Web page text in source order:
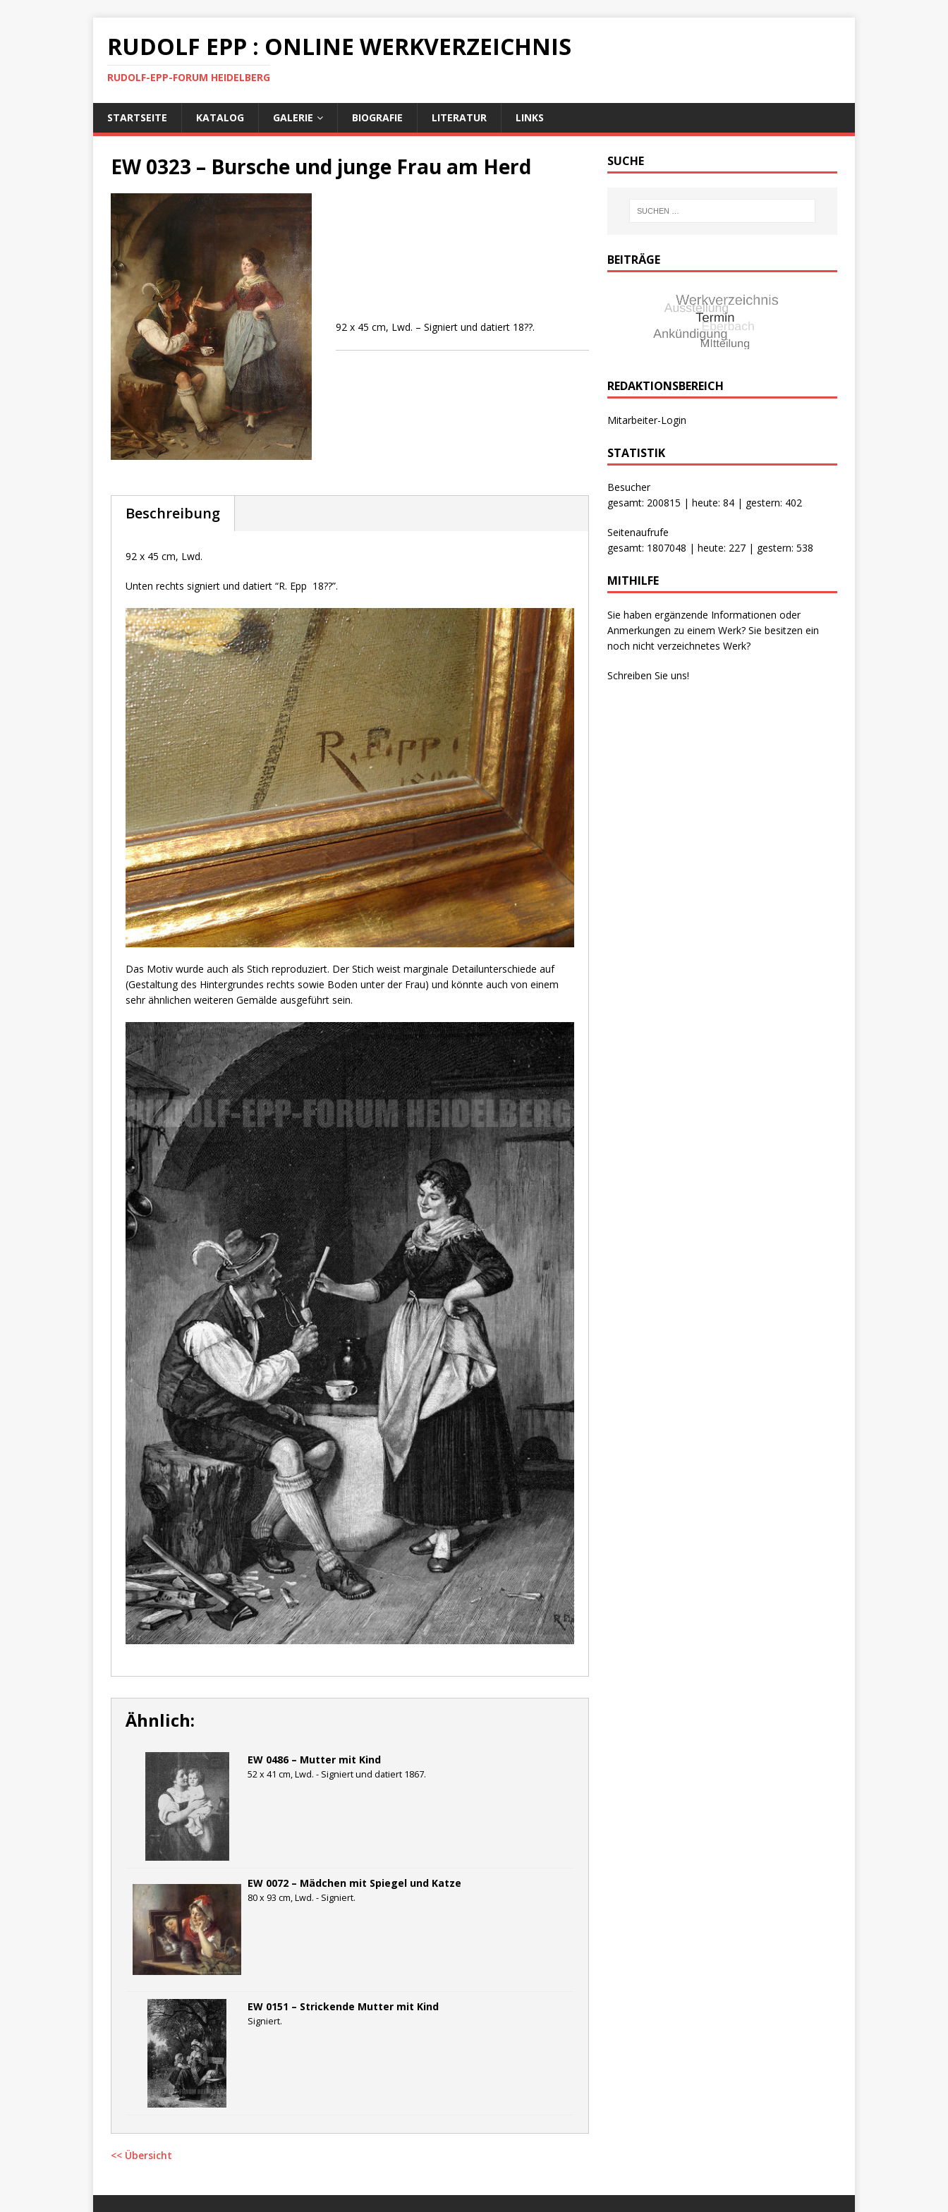
RUDOLF EPP : ONLINE WERKVERZEICHNIS
RUDOLF-EPP-FORUM HEIDELBERG
STARTSEITE KATALOG GALERIE BIOGRAFIE LITERATUR LINKS
EW 0323 – Bursche und junge Frau am Herd
92 x 45 cm, Lwd. – Signiert und datiert 18??.
Beschreibung
92 x 45 cm, Lwd.
Unten rechts signiert und datiert “R. Epp 18??”.
Das Motiv wurde auch als Stich reproduziert. Der Stich weist marginale Detailunterschiede auf
(Gestaltung des Hintergrundes rechts sowie Boden unter der Frau) und könnte auch von einem
sehr ähnlichen weiteren Gemälde ausgeführt sein.
Ähnlich:
EW 0486 – Mutter mit Kind
52 x 41 cm, Lwd. - Signiert und datiert 1867.
EW 0072 – Mädchen mit Spiegel und Katze
80 x 93 cm, Lwd. - Signiert.
EW 0151 – Strickende Mutter mit Kind
Signiert.
<< Übersicht
SUCHE
BEITRÄGE
REDAKTIONSBEREICH
Mitarbeiter-Login
STATISTIK
Besucher
gesamt: 200815 | heute: 84 | gestern: 402
Seitenaufrufe
gesamt: 1807048 | heute: 227 | gestern: 538
MITHILFE
Sie haben ergänzende Informationen oder
Anmerkungen zu einem Werk? Sie besitzen ein
noch nicht verzeichnetes Werk?
Schreiben Sie uns!